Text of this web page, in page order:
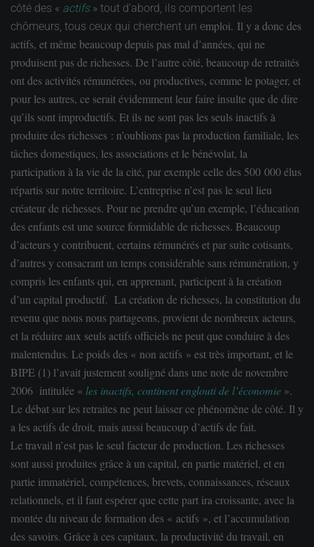
côté des « actifs» tout d’abord, ils comportent les
chômeurs, tous ceux qui cherchent un emploi. Il y a donc des
actifs, et même beaucoup depuis pas mal d’années, qui ne
produisent pas de richesses. De l’autre côté, beaucoup de retraités
ont des activités rémunérées, ou productives, comme le potager, et
pour les autres, ce serait évidemment leur faire insulte que de dire
qu’ils sont improductifs. Et ils ne sont pas les seuls inactifs à
produire des richesses : n’oublions pas la production familiale, les
tâches domestiques, les associations et le bénévolat, la
participation à la vie de la cité, par exemple celle des 500 000 élus
répartis sur notre territoire. L’entreprise n’est pas le seul lieu
créateur de richesses. Pour ne prendre qu’un exemple, l’éducation
des enfants est une source formidable de richesses. Beaucoup
d’acteurs y contribuent, certains rémunérés et par suite cotisants,
d’autres y consacrant un temps considérable sans rémunération, y
compris les enfants qui, en apprenant, participent à la création
d’un capital productif. La création de richesses, la constitution du
revenu que nous nous partageons, provient de nombreux acteurs,
et la réduire aux seuls actifs officiels ne peut que conduire à des
malentendus. Le poids des « non actifs » est très important, et le
BIPE (1) l’avait justement souligné dans une note de novembre
2006 intitulée « les inactifs, continent englouti de l’économie ».
Le débat sur les retraites ne peut laisser ce phénomène de côté. Il y
a les actifs de droit, mais aussi beaucoup d’actifs de fait.
Le travail n’est pas le seul facteur de production. Les richesses
sont aussi produites grâce à un capital, en partie matériel, et en
partie immatériel, compétences, brevets, connaissances, réseaux
relationnels, et il faut espérer que cette part ira croissante, avec la
montée du niveau de formation des « actifs », et l’accumulation
des savoirs. Grâce à ces capitaux, la productivité du travail, en